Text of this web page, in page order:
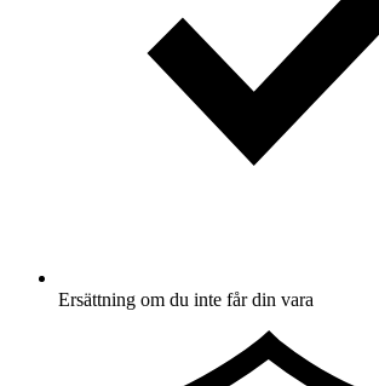
Ersättning om du inte får din vara